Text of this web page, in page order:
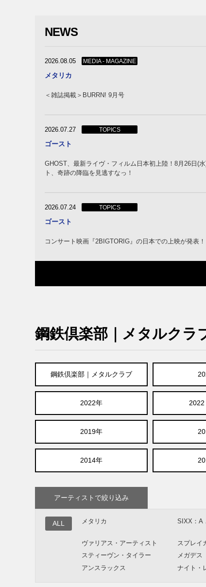
NEWS
2026.08.05 MEDIA - MAGAZINE
メタリカ
＜雑誌掲載＞BURRN! 9月号
2026.07.27 TOPICS
ゴースト
GHOST、最新ライヴ・フィルム日本初上陸！8月26日(
ト、奇跡の降臨を見逃すなっ！
2026.07.24 TOPICS
ゴースト
コンサート映画『2BIGTORIG』の日本での上映が発表！
鋼鉄倶楽部｜メタルクラ
鋼鉄倶楽部｜メタルクラブ
2022年 2022
2019年
2014年
アーティストで絞り込み
ALL メタリカ SIXX：A
ヴァリアス・アーティスト スプレイ
スティーヴン・タイラー
メガデス
アンスラックス
ナイト・